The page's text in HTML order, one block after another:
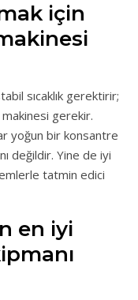
için
sıcaklık gerektirir;
gerekir.
yoğun bir konsantre
değildir. Yine de iyi
tatmin edici
en iyi